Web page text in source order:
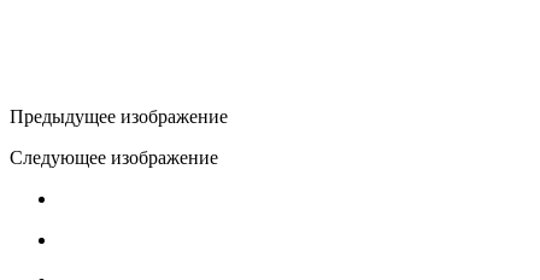
Предыдущее изображение
Следующее изображение